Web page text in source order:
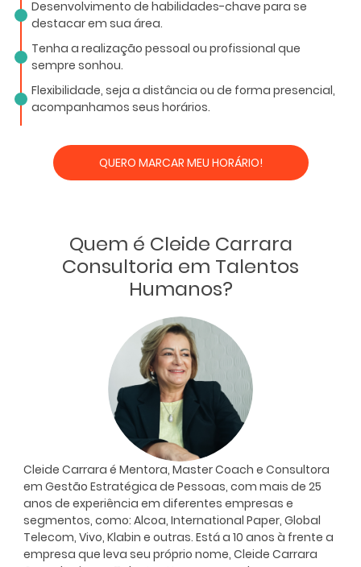
Desenvolvimento de habilidades-chave para se
destacar em sua área.
Tenha a realização pessoal ou profissional que
sempre sonhou.
Flexibilidade, seja a distância ou de forma presencial,
acompanhamos seus horários.
QUERO MARCAR MEU HORÁRIO!
Quem é Cleide Carrara
Consultoria em Talentos
Humanos?
Cleide Carrara é Mentora, Master Coach e Consultora
em Gestão Estratégica de Pessoas, com mais de 25
anos de experiência em diferentes empresas e
segmentos, como: Alcoa, International Paper, Global
Telecom, Vivo, Klabin e outras. Está a 10 anos à frente a
empresa que leva seu próprio nome, Cleide Carrara